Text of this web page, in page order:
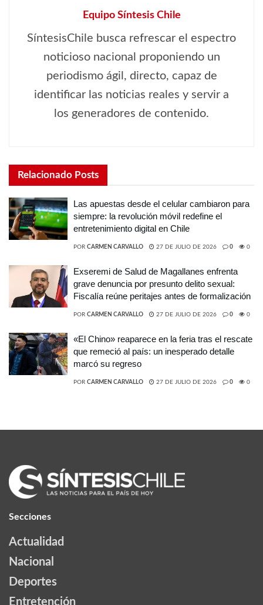
Equipo Síntesis Chile
SíntesisChile busca refrescar el espectro
noticioso nacional proponiendo un
periodismo ágil, directo, capaz de
identificar las noticias reales y servir a
los generadores de contenido.
Relacionado Posts
Las apuestas desde el celular cambiaron para
siempre: la revolución móvil redefine el
entretenimiento digital en Chile
POR CARMEN CARVALLO 27 DE JULIO DE 2026 0 0
Exseremi de Salud de Magallanes enfrenta
grave denuncia por presunto delito sexual:
Fiscalía reúne peritajes antes de formalización
POR CARMEN CARVALLO 27 DE JULIO DE 2026 0 0
«El Chino» reaparece en la feria tras el rescate
que remeció al país: un inesperado detalle
marcó su regreso
POR CARMEN CARVALLO 27 DE JULIO DE 2026 0 0
Secciones
Actualidad
Nacional
Deportes
Entretención